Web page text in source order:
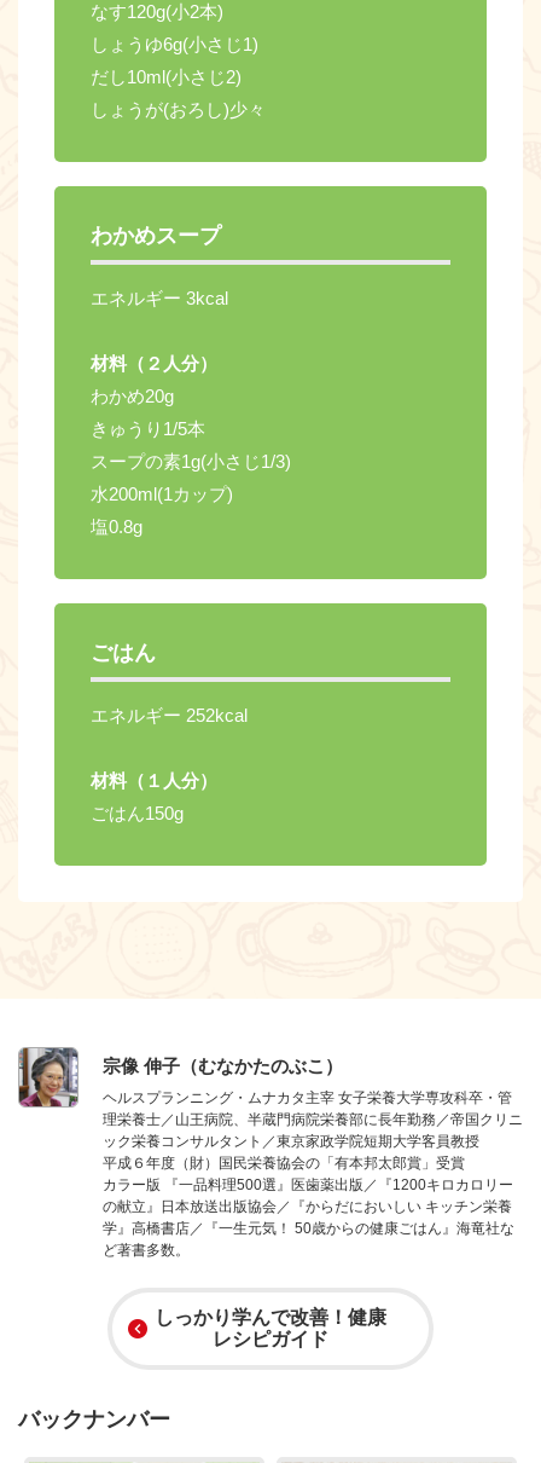
なす120g(小2本)
しょうゆ6g(小さじ1)
だし10ml(小さじ2)
しょうが(おろし)少々
わかめスープ
エネルギー 3kcal
材料（２人分）
わかめ20g
きゅうり1/5本
スープの素1g(小さじ1/3)
水200ml(1カップ)
塩0.8g
ごはん
エネルギー 252kcal
材料（１人分）
ごはん150g
宗像 伸子（むなかたのぶこ）
ヘルスプランニング・ムナカタ主宰 女子栄養大学専攻科卒・管
理栄養士／山王病院、半蔵門病院栄養部に長年勤務／帝国クリニ
ック栄養コンサルタント／東京家政学院短期大学客員教授
平成６年度（財）国民栄養協会の「有本邦太郎賞」受賞
カラー版 『一品料理500選』医歯薬出版／『1200キロカロリー
の献立』日本放送出版協会／『からだにおいしい キッチン栄養
学』高橋書店／『一生元気！ 50歳からの健康ごはん』海竜社な
ど著書多数。
しっかり学んで改善！健康
レシピガイド
バックナンバー